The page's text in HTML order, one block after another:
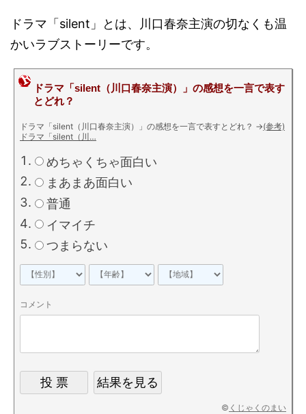
ドラマ「silent」とは、川口春奈主演の切なくも温
かいラブストーリーです。
ドラマ「silent（川口春奈主演）」の感想を一言で表す
とどれ？
ドラマ「silent（川口春奈主演）」の感想を一言で表すとどれ？ →(参考)
ドラマ「silent（川…
めちゃくちゃ面白い
まあまあ面白い
普通
イマイチ
つまらない
コメント
© くじゃくのまい